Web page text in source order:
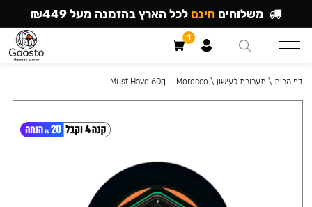
דף הבית \ תערובת לעישון \
Must Have 60g — Morocco
משלוחים חינם לכל הארץ בהזמנה מעל ₪449
1